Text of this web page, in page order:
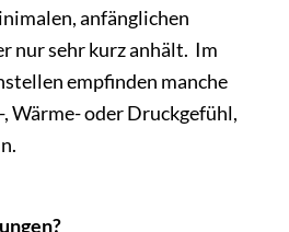
anfänglichen
nur sehr kurz anhält. Im
empfinden manche
Wärme- oder Druckgefühl,